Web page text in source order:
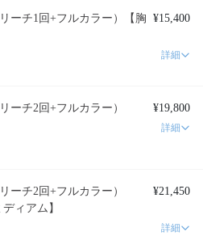
ーチ1回+フルカラー）【胸 ¥15,400
詳細
ーチ2回+フルカラー） ¥19,800
詳細
ーチ2回+フルカラー）
ィアム】
¥21,450
詳細